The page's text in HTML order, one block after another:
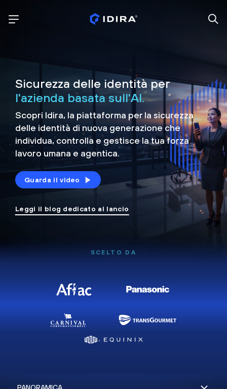
Sicurezza delle identità per
l'azienda basata sull'AI.
Scopri Idira, la piattaforma per la sicurezza
delle identità di nuova generazione che
individua, controlla e gestisce la tua forza
lavoro umana e agentica.
Guarda il video
Leggi il blog dedicato al lancio
SCELTO DA